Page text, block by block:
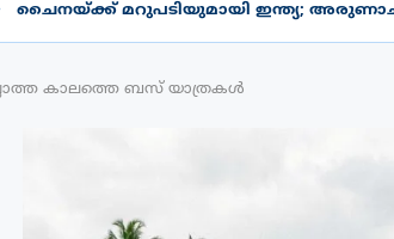
ചൈനയ്ക്ക് മറുപടിയുമായി ഇന്ത്യ;
കാലത്തെ ബസ് യാത്രകൾ